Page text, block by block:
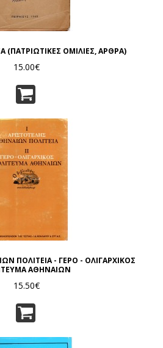
(ΠΑΤΡΙΩΤΙΚΕΣ ΟΜΙΛΙΕΣ, ΑΡΘΡΑ)
15.00€
ΠΟΛΙΤΕΙΑ - ΓΕΡΟ - ΟΛΙΓΑΡΧΙΚΟΣ
ΑΘΗΝΑΙΩΝ
15.50€